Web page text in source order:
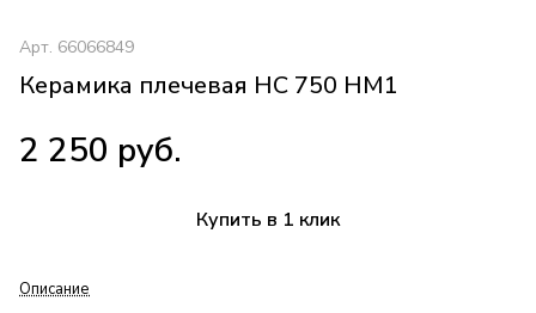
Арт. 66066849
Керамика плечевая HC 750 HM1
2 250 руб.
Купить в 1 клик
Описание